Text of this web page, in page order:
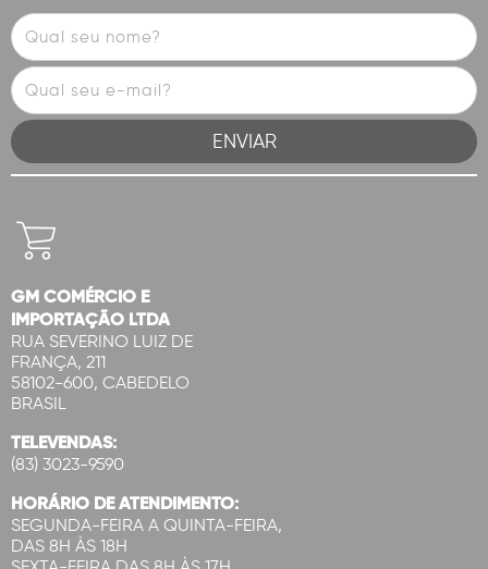
GM COMÉRCIO E
IMPORTAÇÃO LTDA
RUA SEVERINO LUIZ DE
FRANÇA, 211
58102-600, CABEDELO
BRASIL
TELEVENDAS:
(83) 3023-9590
HORÁRIO DE ATENDIMENTO:
SEGUNDA-FEIRA A QUINTA-FEIRA,
DAS 8H ÀS 18H